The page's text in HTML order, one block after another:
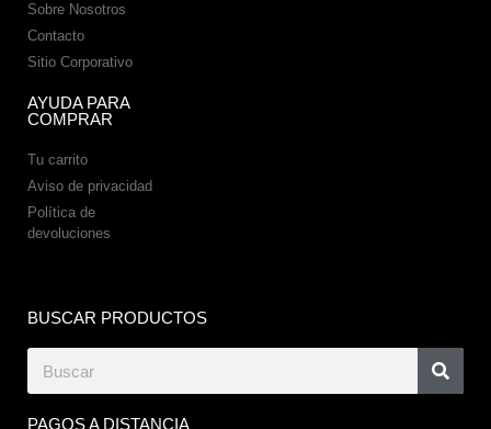
Sobre Nosotros
Contacto
Sitio Corporativo
AYUDA PARA
COMPRAR
Tu carrito
Aviso de privacidad
Política de
devoluciones
BUSCAR PRODUCTOS
PAGOS A DISTANCIA